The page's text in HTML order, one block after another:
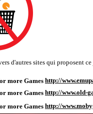
d'autres sites qui proposent
http://
http://www.old-
http://